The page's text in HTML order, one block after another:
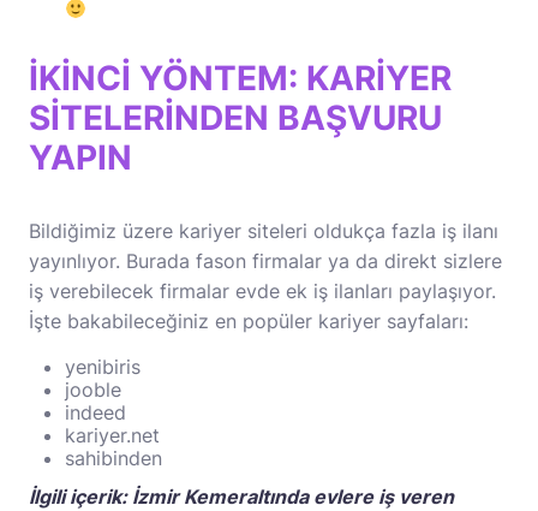
İKİNCİ YÖNTEM: KARİYER
SİTELERİNDEN BAŞVURU
YAPIN
Bildiğimiz üzere kariyer siteleri oldukça fazla iş ilanı
yayınlıyor. Burada fason firmalar ya da direkt sizlere
iş verebilecek firmalar evde ek iş ilanları paylaşıyor.
İşte bakabileceğiniz en popüler kariyer sayfaları:
yenibiris
jooble
indeed
kariyer.net
sahibinden
İlgili içerik: İzmir Kemeraltında evlere iş veren